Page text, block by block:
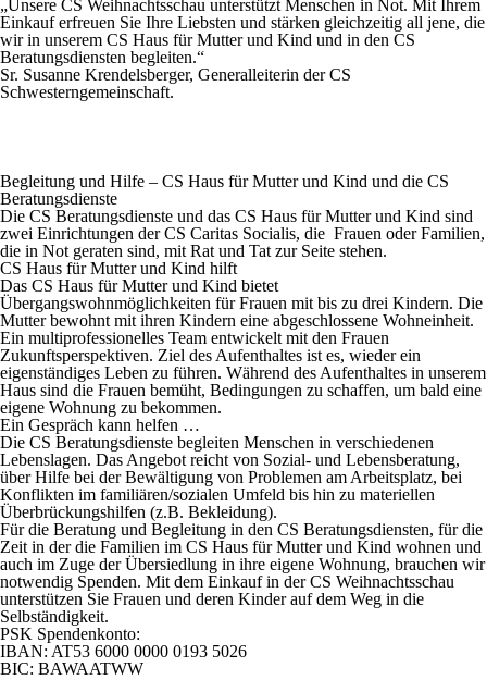
„Unsere CS Weihnachtsschau unterstützt Menschen in Not. Mit Ihrem
Einkauf erfreuen Sie Ihre Liebsten und stärken gleichzeitig all jene, die
wir in unserem CS Haus für Mutter und Kind und in den CS
Beratungsdiensten begleiten.“
Sr. Susanne Krendelsberger, Generalleiterin der CS
Schwesterngemeinschaft.
Begleitung und Hilfe – CS Haus für Mutter und Kind und die CS
Beratungsdienste
Die CS Beratungsdienste und das CS Haus für Mutter und Kind sind
zwei Einrichtungen der CS Caritas Socialis, die Frauen oder Familien,
die in Not geraten sind, mit Rat und Tat zur Seite stehen.
CS Haus für Mutter und Kind hilft
Das CS Haus für Mutter und Kind bietet
Übergangswohnmöglichkeiten für Frauen mit bis zu drei Kindern. Die
Mutter bewohnt mit ihren Kindern eine abgeschlossene Wohneinheit.
Ein multiprofessionelles Team entwickelt mit den Frauen
Zukunftsperspektiven. Ziel des Aufenthaltes ist es, wieder ein
eigenständiges Leben zu führen. Während des Aufenthaltes in unserem
Haus sind die Frauen bemüht, Bedingungen zu schaffen, um bald eine
eigene Wohnung zu bekommen.
Ein Gespräch kann helfen …
Die CS Beratungsdienste begleiten Menschen in verschiedenen
Lebenslagen. Das Angebot reicht von Sozial- und Lebensberatung,
über Hilfe bei der Bewältigung von Problemen am Arbeitsplatz, bei
Konflikten im familiären/sozialen Umfeld bis hin zu materiellen
Überbrückungshilfen (z.B. Bekleidung).
Für die Beratung und Begleitung in den CS Beratungsdiensten, für die
Zeit in der die Familien im CS Haus für Mutter und Kind wohnen und
auch im Zuge der Übersiedlung in ihre eigene Wohnung, brauchen wir
notwendig Spenden. Mit dem Einkauf in der CS Weihnachtsschau
unterstützen Sie Frauen und deren Kinder auf dem Weg in die
Selbständigkeit.
PSK Spendenkonto:
IBAN: AT53 6000 0000 0193 5026
BIC: BAWAATWW